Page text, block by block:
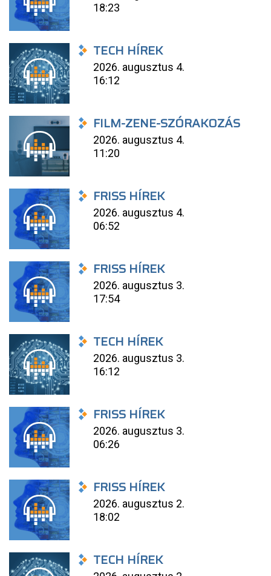
18:23
TECH HÍREK
2026. augusztus 4.
16:12
FILM-ZENE-SZÓRAKOZÁS
2026. augusztus 4.
11:20
FRISS HÍREK
2026. augusztus 4.
06:52
FRISS HÍREK
2026. augusztus 3.
17:54
TECH HÍREK
2026. augusztus 3.
16:12
FRISS HÍREK
2026. augusztus 3.
06:26
FRISS HÍREK
2026. augusztus 2.
18:02
TECH HÍREK